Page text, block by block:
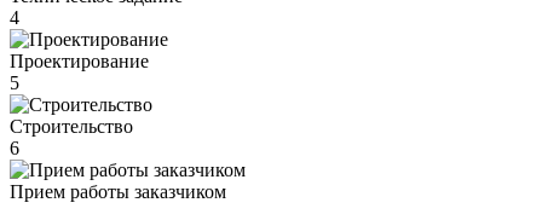
4
Проектирование
5
Строительство
6
Прием работы заказчиком